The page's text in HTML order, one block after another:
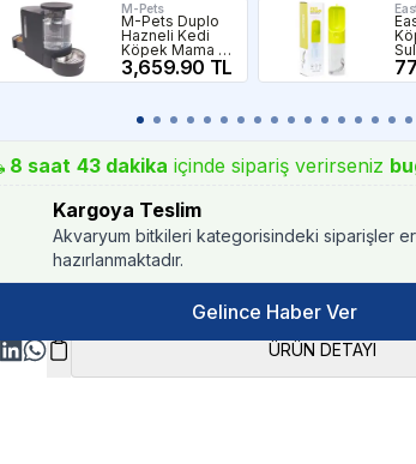
M-Pets
M-Pets Duplo
Hazneli Kedi
Köpek Mama ve
Su Kabı Siyah
6Lt 2,65Kg
3,659.90 TL
8 saat 43 dakika içinde sipariş verirseniz
Kargoya Teslim
Akvaryum bitkileri kategorisindeki siparişler
hazırlanmaktadır.
Gelince Haber Ver
ÜRÜN DETAYI